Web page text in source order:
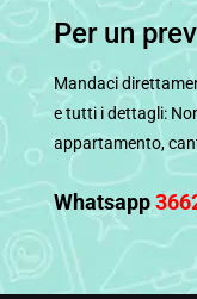
Per un
Mandaci
e tutti i dettagli:
appartamento,
Whatsapp